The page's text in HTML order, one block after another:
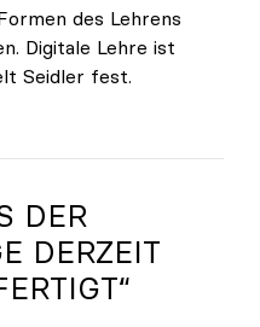
des Lehrens
Digitale Lehre ist
Seidler fest.
Lehre ist
DER
DERZEIT